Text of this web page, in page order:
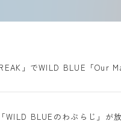
」でWILD BLUE「Our
BLUEのわぶらじ」が放